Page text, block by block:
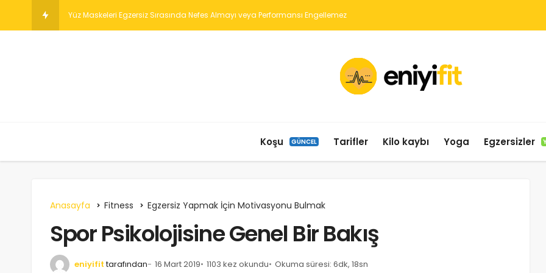
CorePower Yo
Koşu GÜNCEL Tarifler Kilo kaybı Yoga Egzersizler
Anasayfa Fitness Egzersiz Yapmak İçin Motivasyonu Bulmak
Spor Psikolojisine Genel Bir Bakış
eniyifit tarafından 16 Mart 2019 1103 kez okundu Okuma süresi: 6dk, 18sn